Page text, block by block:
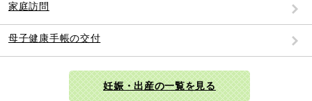
家庭訪問
母子健康手帳の交付
妊娠・出産の一覧を見る